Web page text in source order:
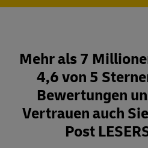
Mehr als 7
4,6 von 5
Bewertungen
Vertrauen auch
Post